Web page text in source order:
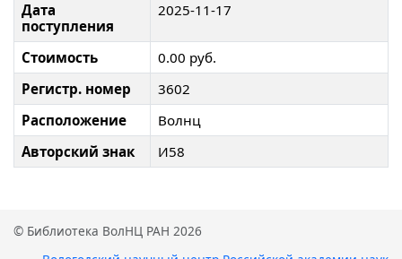
Дата
поступления
2025-11-17
Стоимость
0.00 руб.
Регистр. номер
3602
Расположение
Волнц
Авторский знак
И58
© Библиотека ВолНЦ РАН 2026